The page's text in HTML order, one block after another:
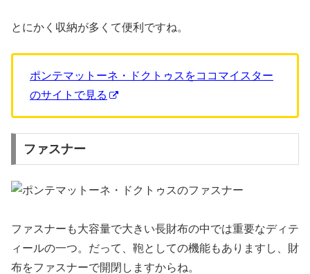
とにかく収納が多くて便利ですね。
ポンテマットーネ・ドクトゥスをココマイスター
のサイトで見る
ファスナー
ファスナーも大容量で大きい長財布の中では重要なディテ
ィールの一つ。だって、鞄としての機能もありますし、財
布をファスナーで開閉しますからね。